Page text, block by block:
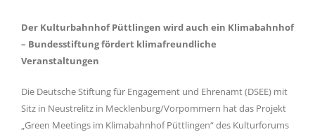
Der Kulturbahnhof Püttlingen wird auch ein Klimabahnhof
– Bundesstiftung fördert klimafreundliche
Veranstaltungen
Die Deutsche Stiftung für Engagement und Ehrenamt (DSEE) mit
Sitz in Neustrelitz in Mecklenburg/Vorpommern hat das Projekt
„Green Meetings im Klimabahnhof Püttlingen“ des Kulturforums